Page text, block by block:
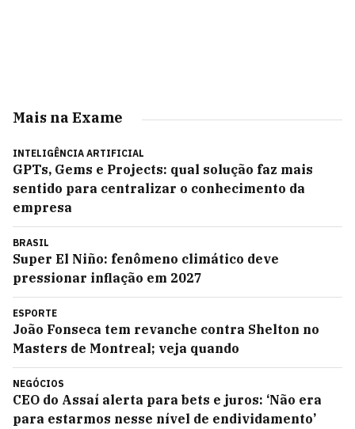
Mais na Exame
INTELIGÊNCIA ARTIFICIAL
GPTs, Gems e Projects: qual solução faz mais
sentido para centralizar o conhecimento da
empresa
BRASIL
Super El Niño: fenômeno climático deve
pressionar inflação em 2027
ESPORTE
João Fonseca tem revanche contra Shelton no
Masters de Montreal; veja quando
NEGÓCIOS
CEO do Assaí alerta para bets e juros: ‘Não era
para estarmos nesse nível de endividamento’